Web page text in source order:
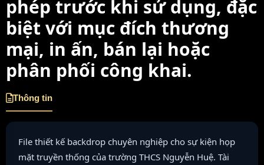
phép trước khi sử dụng, đặc
biệt với mục đích thương
mại, in ấn, bán lại hoặc
phân phối công khai.
Thông tin
File thiết kế backdrop chuyên nghiệp cho sự kiện họp
mặt truyền thống của trường THCS Nguyễn Huệ. Tài